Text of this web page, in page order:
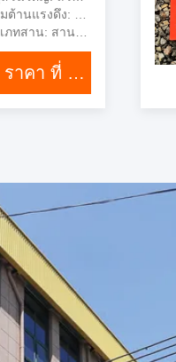
หา ราคา ที่ ดี ที่สุด